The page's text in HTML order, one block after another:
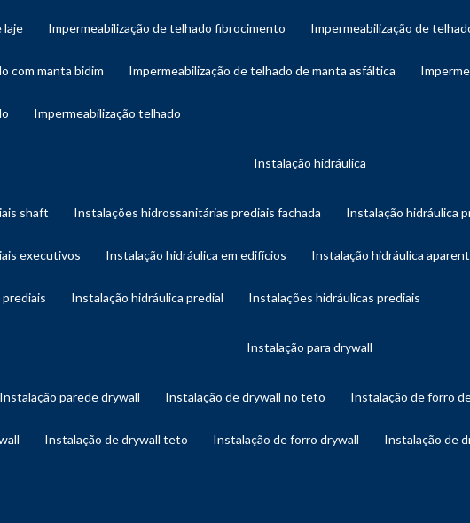
laje impermeabilização de telhado fibrocimento impermeabilização de
com manta bidim impermeabilização de telhado de manta asfáltica
impermeabilização telhado
instalação hidráulica
shaft instalações hidrossanitárias prediais fachada instalação hidráulica
executivos instalação hidráulica em edifícios instalação hidráulica
instalação hidráulica predial instalações hidráulicas prediais
instalação para drywall
instalação parede drywall instalação de drywall no teto instalação de forro
instalação de drywall teto instalação de forro drywall instalação de